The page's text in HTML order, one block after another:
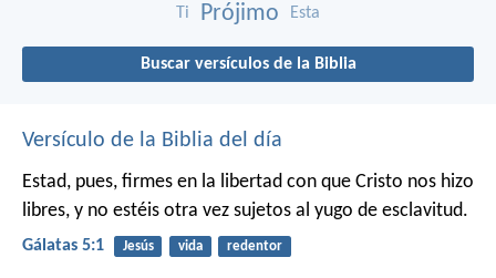
Ti Prójimo Esta
Buscar versículos de la Biblia
Versículo de la Biblia del día
Estad, pues, firmes en la libertad con que Cristo nos hizo
libres, y no estéis otra vez sujetos al yugo de esclavitud.
Gálatas 5:1 Jesús vida redentor